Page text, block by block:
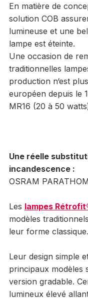
En matière de
solution COB
lumineuse et une
lampe est éteinte.
Une occasion de
traditionnelles
production n‘est
européen depuis le
MR16 (20 à 50
Une réelle
incandescence :
OSRAM
Les lampes
modèles
leur forme classique.
Leur design simple
principaux modèles
version gradable.
lumineux élevé